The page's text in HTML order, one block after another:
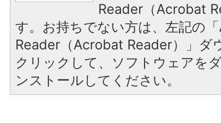
Reader（Acrobat
す。お持ちでない方は、左記の
Reader（Acrobat Reader）」ダ
クリックして、ソフトウェアを
ンストールしてください。